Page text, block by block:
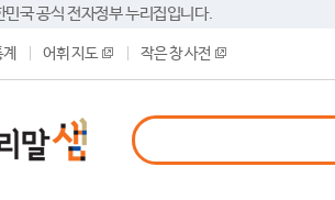
민국 공식 전자정부 누리집입니다.
어휘 지도 작은 창 사전